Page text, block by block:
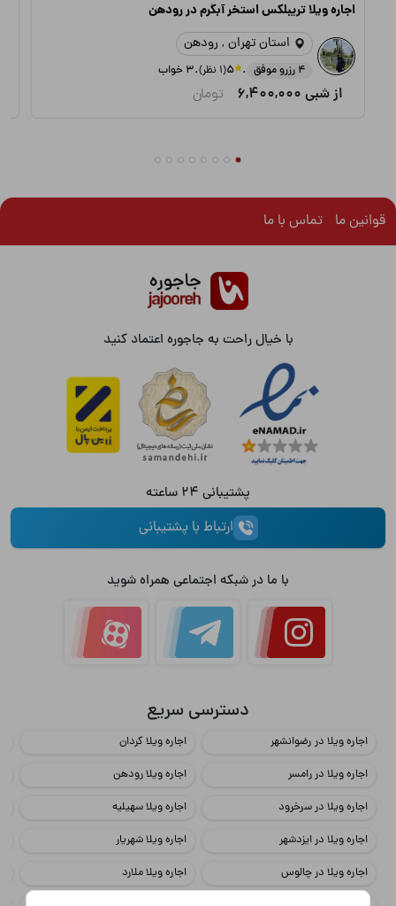
اجاره ویلا تریبلکس استخر آبگرم در رودهن
استان تهران , رودهن
4 رزرو موفق .
5(1 نظر) .3 خواب
از شبی 6,400,000 تومان
قوانین ما تماس با ما
دسترسی سریع
اجاره ویلا در رضوانشهر
اجاره ویلا در رامسر
اجاره ویلا در سرخرود
اجاره ویلا در ایزدشهر
اجاره ویلا در چالوس
اجاره ویلا کردان
اجاره ویلا رودهن
اجاره ویلا سهیلیه
اجاره ویلا شهریار
اجاره ویلا ملارد
با ما در شبکه اجتماعی همراه شوید
با خیال راحت به جاجوره اعتماد کنید
پشتیبانی 24 ساعته
ارتباط با پشتیبانی